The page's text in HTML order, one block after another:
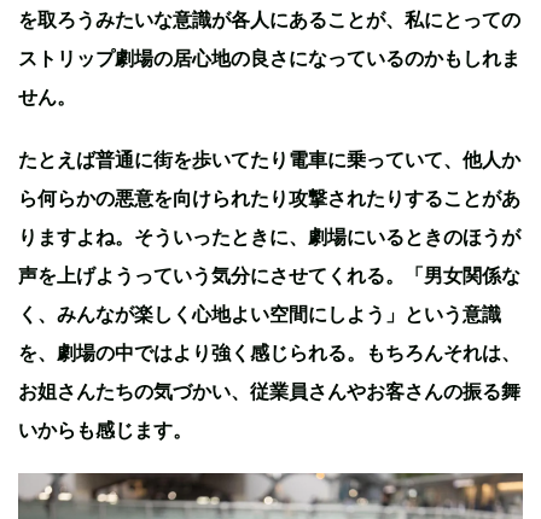
を取ろうみたいな意識が各人にあることが、私にとっての
ストリップ劇場の居心地の良さになっているのかもしれま
せん。
たとえば普通に街を歩いてたり電車に乗っていて、他人か
ら何らかの悪意を向けられたり攻撃されたりすることがあ
りますよね。そういったときに、劇場にいるときのほうが
声を上げようっていう気分にさせてくれる。「男女関係な
く、みんなが楽しく心地よい空間にしよう」という意識
を、劇場の中ではより強く感じられる。もちろんそれは、
お姐さんたちの気づかい、従業員さんやお客さんの振る舞
いからも感じます。